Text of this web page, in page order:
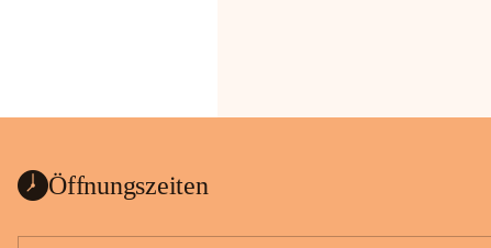
Öffnungszeiten